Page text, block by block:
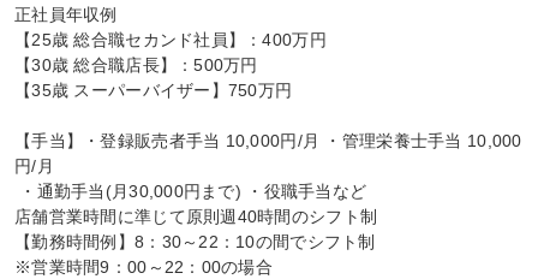
正社員年収例
【25歳 総合職セカンド社員】：400万円
【30歳 総合職店長】：500万円
【35歳 スーパーバイザー】750万円
【手当】・登録販売者手当 10,000円/月 ・管理栄養士手当 10,000
円/月
店舗営業時間に準じて原則週40時間のシフト制
【勤務時間例】8：30～22：10の間でシフト制
※営業時間9：00～22：00の場合